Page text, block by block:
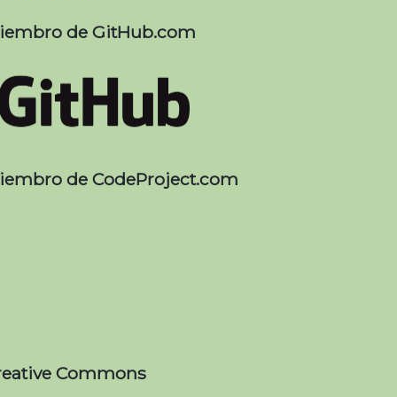
de GitHub.com
de CodeProject.com
Commons